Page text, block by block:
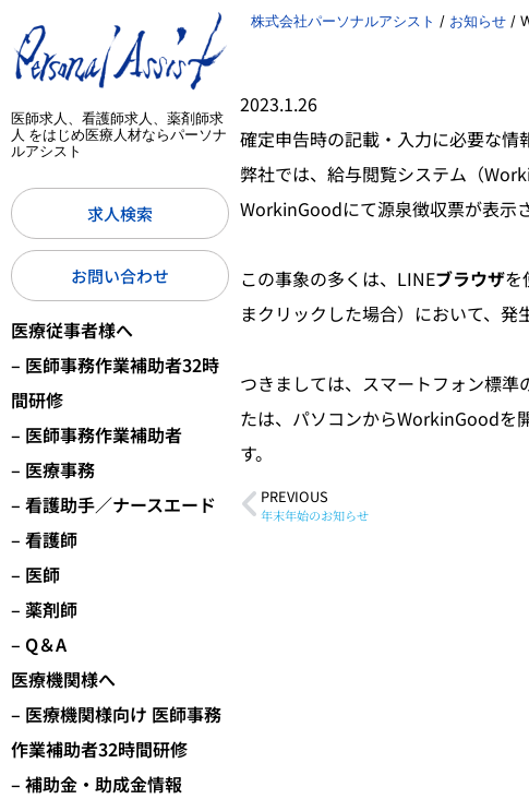
医師求人、看護師求人、薬剤師求
人 をはじめ医療人材ならパーソナ
ルアシスト
求人検索
お問い合わせ
医療従事者様へ
– 医師事務作業補助者32時
間研修
– 医師事務作業補助者
– 医療事務
– 看護助手／ナースエード
– 看護師
– 医師
– 薬剤師
– Q＆A
医療機関様へ
– 医療機関様向け 医師事務
作業補助者32時間研修
– 補助金・助成金情報
株式会社パーソナルアシスト / お知らせ /
2023.1.26
確定申告時の記載・入力に必要な情
弊社では、給与閲覧システム（
WorkinGoodにて源泉徴収票が表示
この事象の多くは、LINEブラウザを
まクリックした場合）において、発
つきましては、スマートフォン標準
たは、パソコンからWorkinGoodを
す。
PREVIOUS
年末年始のお知らせ